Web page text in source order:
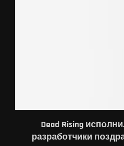
Dead Rising
разработчики